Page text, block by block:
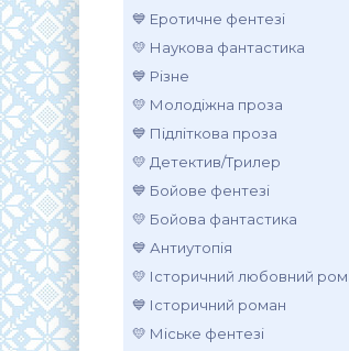
💙 Еротичне фентезі
💛 Наукова фантастика
💙 Різне
💛 Молодіжна проза
💙 Підліткова проза
💛 Детектив/Трилер
💙 Бойове фентезі
💛 Бойова фантастика
💙 Антиутопія
💛 Історичний любовний
💙 Історичний роман
💛 Міське фентезі